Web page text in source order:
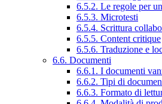
6.5.2. Le regole per
6.5.3. Microtesti
6.5.4. Scrittura
6.5.5. Content critique
6.5.6. Traduzione e
6.6. Documenti
6.6.1. I documenti
6.6.2. Tipi di
6.6.3. Formato di